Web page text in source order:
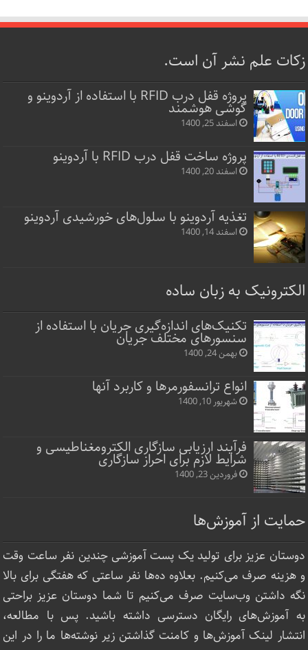
زکات علم نشر آن است.
پروژه قفل‌ درب RFID با استفاده از آردوینو و
گوشی هوشمند
اسفند 25, 1400
پروژه ساخت قفل‌ درب RFID با آردوینو
اسفند 20, 1400
تغذیه آردوینو با سلول‌های خورشیدی آردوینو
اسفند 14, 1400
الکترونیک به زبان ساده
تکنیک‌های اندازه‌گیری جریان با استفاده از
سنسورهای مختلف جریان
بهمن 24, 1400
انواع ترانسفورمرها و کاربرد آنها
شهریور 10, 1400
فرآیند ارزیابی سازگاری الکترومغناطیسی و
شرایط لازم برای احراز سازگاری
فروردین 23, 1400
حمایت از آموزش‌ها
دوستان عزیز برای تولید یک پست آموزشی چندین نفر ساعت‌ وقت
و هزینه صرف می‌کنیم. بعلاوه ده‌ها نفر ساعتی که هفتگی برای بالا
نگه داشتن وب‌سایت صرف ‌می‌کنیم تا شما دوستان عزیز براحتی
به آموزش‌های رایگان دسترسی داشته باشید. پس با مطالعه،
انتشار لینک‌ آموزش‌ها و کامنت گذاشتن زیر نوشته‌‌ها ما را در این